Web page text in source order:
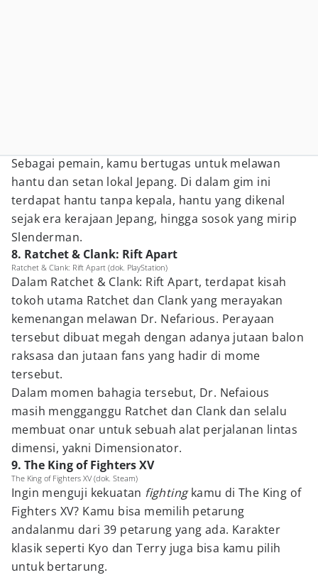
Sebagai pemain, kamu bertugas untuk melawan
hantu dan setan lokal Jepang. Di dalam gim ini
terdapat hantu tanpa kepala, hantu yang dikenal
sejak era kerajaan Jepang, hingga sosok yang mirip
Slenderman.
8. Ratchet & Clank: Rift Apart
Ratchet & Clank: Rift Apart (dok. PlayStation)
Dalam Ratchet & Clank: Rift Apart, terdapat kisah
tokoh utama Ratchet dan Clank yang merayakan
kemenangan melawan Dr. Nefarious. Perayaan
tersebut dibuat megah dengan adanya jutaan balon
raksasa dan jutaan fans yang hadir di mome
tersebut.
Dalam momen bahagia tersebut, Dr. Nefaious
masih mengganggu Ratchet dan Clank dan selalu
membuat onar untuk sebuah alat perjalanan lintas
dimensi, yakni Dimensionator.
9. The King of Fighters XV
The King of Fighters XV (dok. Steam)
Ingin menguji kekuatan fightingkamu di The King of
Fighters XV? Kamu bisa memilih petarung
andalanmu dari 39 petarung yang ada. Karakter
klasik seperti Kyo dan Terry juga bisa kamu pilih
untuk bertarung.